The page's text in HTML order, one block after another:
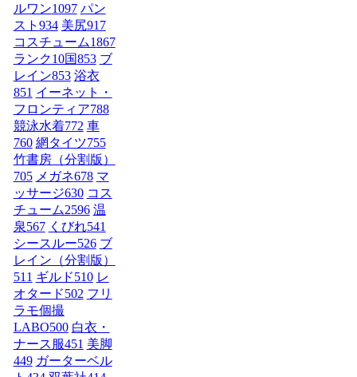
ルワン1097 パン
スト 934 美尻917
コスチューム1867
ランク10国853 ブ
レイン853 浴衣
851 イーネット・
フロンティア788
競泳水着772 車
760 網タイツ755
竹書房（分割版）
705 メガネ678 マ
ッサージ630 コス
チューム2596 温
泉567 くびれ541
シースルー526 ブ
レイン（分割版）
511 ギルド510 レ
オタード502 フリ
ラモ個撮
LABO500 白衣・
ナース服451 美脚
449 ガーターベル